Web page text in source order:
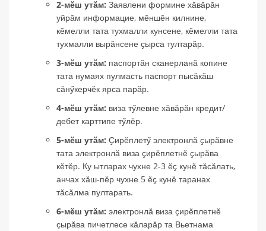
2-мӗш утӑм: Заявлени формине хӑвӑрӑн
уйрӑм информацие, мӗншӗн килнине,
кӗмелли тата тухмалли кунсене, кӗмелли тата
тухмалли вырӑнсене ҫырса тултарӑр.
3-мӗш утӑм: паспортӑн сканерланӑ копине ​​
тата нумаях пулмасть паспорт пысӑкӑш
сӑнӳкерчӗк ярса парӑр.
4-мӗш утӑм: виза тӳлевне хӑвӑрӑн кредит/
дебет карттипе тӳлӗр.
5-мӗш утӑм: Ҫирӗплетӳ электронлӑ ҫырӑвне
тата электронлӑ виза ҫирӗплетнӗ ҫырӑва
кӗтӗр. Ку ытларах чухне 2-3 ӗҫ кунӗ тӑсӑлать,
анчах хӑш-пӗр чухне 5 ӗҫ кунӗ таранах
тӑсӑлма пултарать.
6-мӗш утӑм: электронлӑ виза ҫирӗплетнӗ
ҫырӑва пичетлесе кӑларӑр та Вьетнама